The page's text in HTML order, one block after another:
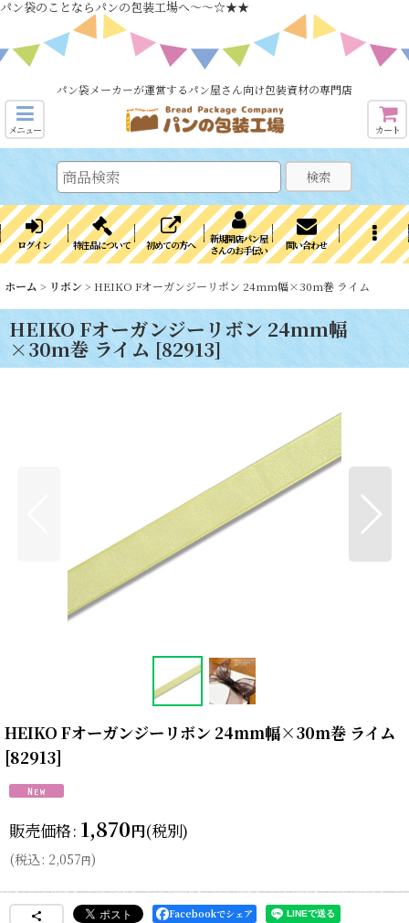
パン袋のことならパンの包装工場へ～～☆★★
パン袋メーカーが運営するパン屋さん向け包装資材の専門店
メニュー カート
検索
ログイン 特注品について 初めての方へ
新規開店パン屋
さんのお手伝い
問い合わせ
ホーム > リボン > HEIKO Fオーガンジーリボン 24mm幅×30m巻 ライム
HEIKO Fオーガンジーリボン 24mm幅
×30m巻 ライム [82913]
HEIKO Fオーガンジーリボン 24mm幅×30m巻 ライム
[82913]
販売価格: 1,870円(税別)
(税込: 2,057円)
Facebookでシェア